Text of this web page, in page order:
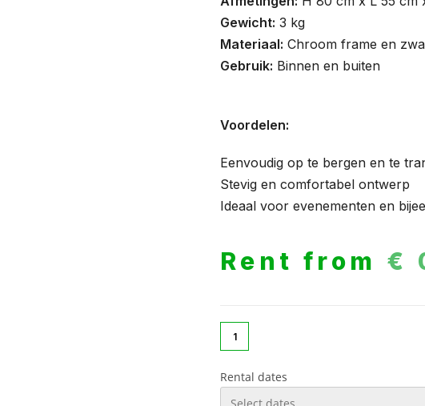
Gewicht: 3 kg
Materiaal: Chroom frame en
Gebruik: Binnen en buiten
Voordelen:
Eenvoudig op te bergen en te
Stevig en comfortabel ontwerp
Ideaal voor evenementen en
Rent from €
Rental dates